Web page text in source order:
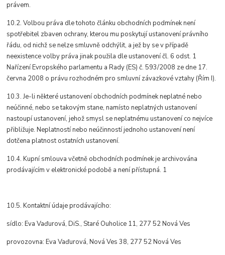
právem.
10.2. Volbou práva dle tohoto článku obchodních podmínek není
spotřebitel zbaven ochrany, kterou mu poskytují ustanovení právního
řádu, od nichž se nelze smluvně odchýlit, a jež by se v případě
neexistence volby práva jinak použila dle ustanovení čl. 6 odst. 1
Nařízení Evropského parlamentu a Rady (ES) č. 593/2008 ze dne 17.
června 2008 o právu rozhodném pro smluvní závazkové vztahy (Řím I).
10.3. Je-li některé ustanovení obchodních podmínek neplatné nebo
neúčinné, nebo se takovým stane, namísto neplatných ustanovení
nastoupí ustanovení, jehož smysl se neplatnému ustanovení co nejvíce
přibližuje. Neplatností nebo neúčinností jednoho ustanovení není
dotčena platnost ostatních ustanovení.
10.4. Kupní smlouva včetně obchodních podmínek je archivována
prodávajícím v elektronické podobě a není přístupná. 1
10.5. Kontaktní údaje prodávajícího:
sídlo:Eva Vaďurová, DiS., Staré Ouholice 11, 277 52 Nová Ves
provozovna: Eva Vaďurová, Nová Ves 38, 277 52 Nová Ves